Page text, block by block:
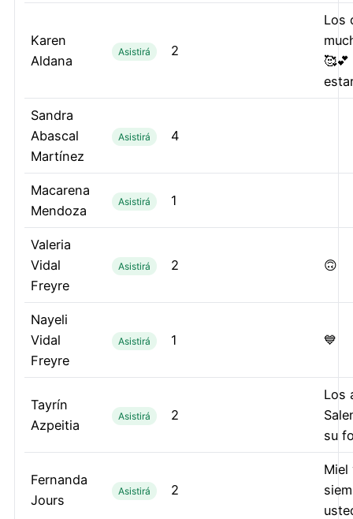
Karen
Aldana
Asistirá 2
Los
Sandra
Abascal
Martínez
Asistirá 4
Macarena
Mendoza
Asistirá 1
Valeria
Vidal
Freyre
Asistirá 2 🙃
Nayeli
Vidal
Freyre
Asistirá 1 💙
Tayrín
Azpeitia
Asistirá 2
Los
su
Fernanda
Jours
Asistirá 2
Miel